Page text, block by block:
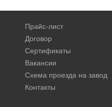
Прайс-лист
Договор
Сертификаты
Вакансии
Схема проезда на завод
Контакты